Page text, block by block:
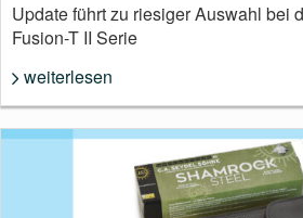
Update führt zu riesiger Auswahl bei
Fusion-T II Serie
weiterlesen